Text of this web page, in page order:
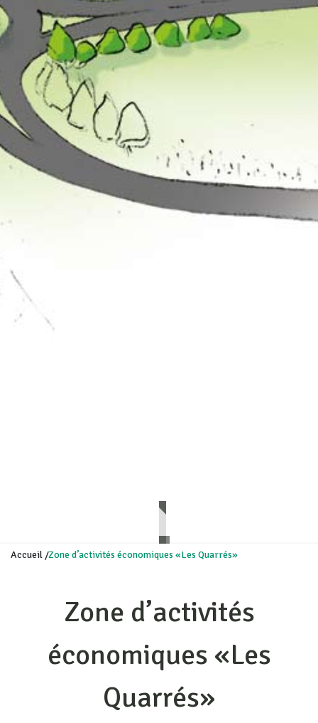
Accueil /Zone d’activités économiques «Les Quarrés»
Zone d’activités
économiques «Les
Quarrés»